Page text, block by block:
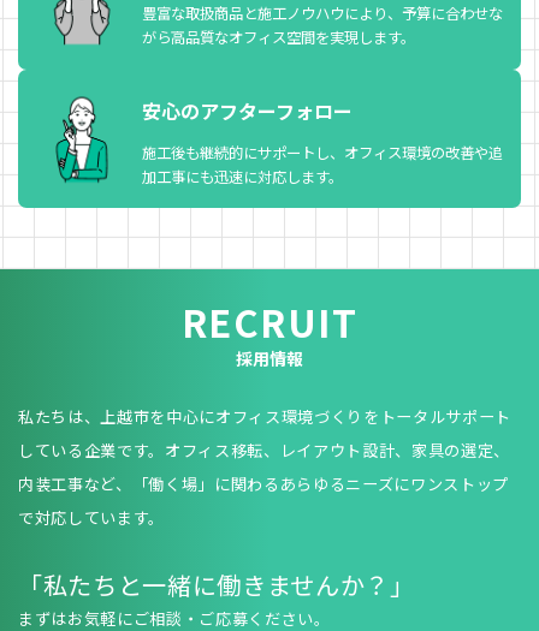
豊富な取扱商品と施工ノウハウにより、予算に合わせな
がら高品質なオフィス空間を実現します。
安心のアフターフォロー
施工後も継続的にサポートし、オフィス環境の改善や追
加工事にも迅速に対応します。
RECRUIT
採用情報
私たちは、上越市を中心にオフィス環境づくりをトータルサポート
している企業です。オフィス移転、レイアウト設計、家具の選定、
内装工事など、「働く場」に関わるあらゆるニーズにワンストップ
で対応しています。
「私たちと一緒に働きませんか？」
まずはお気軽にご相談・ご応募ください。